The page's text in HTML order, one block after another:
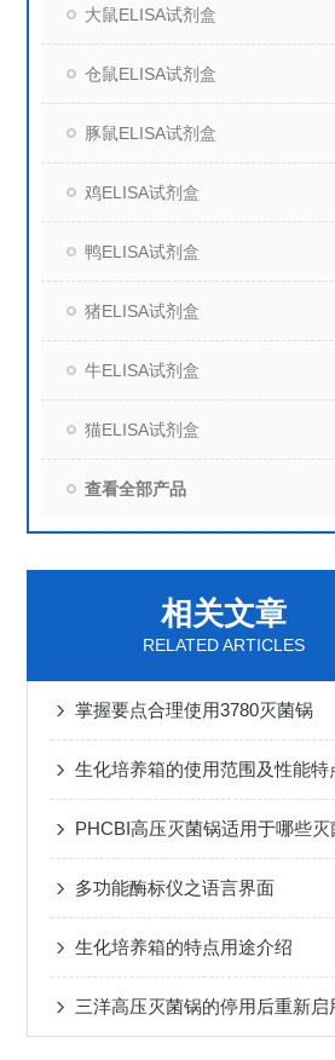
大鼠ELISA试剂盒
仓鼠ELISA试剂盒
豚鼠ELISA试剂盒
鸡ELISA试剂盒
鸭ELISA试剂盒
猪ELISA试剂盒
牛ELISA试剂盒
猫ELISA试剂盒
查看全部产品
相关文章
RELATED ARTICLES
掌握要点合理使用3780灭菌锅
生化培养箱的使用范围及性能特
PHCBI高压灭菌锅适用于哪些灭
多功能酶标仪之语言界面
生化培养箱的特点用途介绍